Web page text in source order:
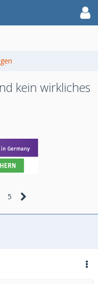
kein wirkliches
5